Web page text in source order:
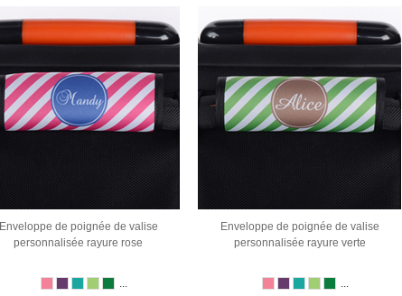
Enveloppe de poignée de valise
personnalisée rayure rose
...
Enveloppe de poignée de valise
personnalisée rayure verte
...